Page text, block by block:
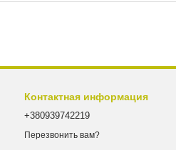
Контактная информация
+380939742219
Перезвонить вам?